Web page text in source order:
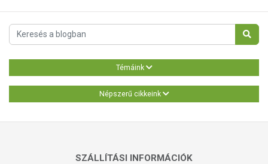
Témáink
Népszerű cikkeink
SZÁLLÍTÁSI INFORMÁCIÓK